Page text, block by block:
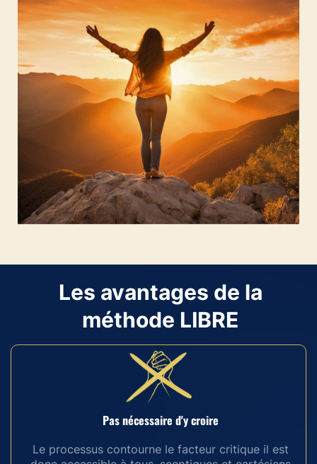
Les avantages de la
méthode LIBRE
Pas nécessaire d'y croire
Le processus contourne le facteur critique il est